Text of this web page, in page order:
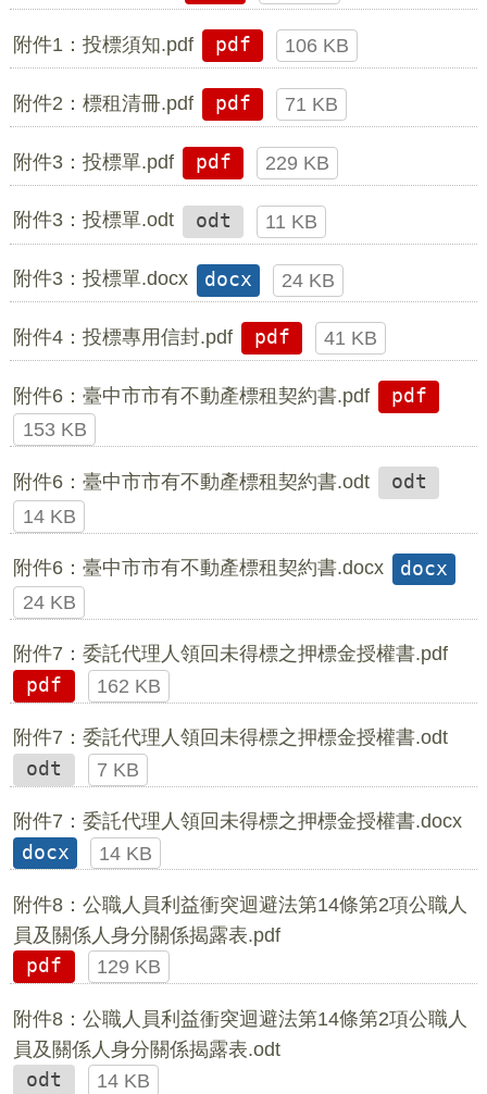
附件1：投標須知.pdf pdf 106 KB
附件2：標租清冊.pdf pdf 71 KB
附件3：投標單.pdf pdf 229 KB
附件3：投標單.odt odt 11 KB
附件3：投標單.docx docx 24 KB
附件4：投標專用信封.pdf pdf 41 KB
附件6：臺中市市有不動產標租契約書.pdf
pdf
153 KB
附件6：臺中市市有不動產標租契約書.odt
odt
14 KB
附件6：臺中市市有不動產標租契約書.docx
docx
24 KB
附件7：委託代理人領回未得標之押標金授權書.pdf
pdf
162 KB
附件7：委託代理人領回未得標之押標金授權書.odt
odt
7 KB
附件7：委託代理人領回未得標之押標金授權書.docx
docx
14 KB
附件8：公職人員利益衝突迴避法第14條第2項公職人
員及關係人身分關係揭露表.pdf
pdf
129 KB
附件8：公職人員利益衝突迴避法第14條第2項公職人
員及關係人身分關係揭露表.odt
odt
14 KB